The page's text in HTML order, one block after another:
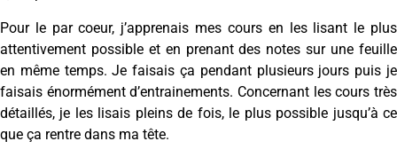
Pour le par coeur, j’apprenais mes cours en les lisant le plus
attentivement possible et en prenant des notes sur une feuille
en même temps. Je faisais ça pendant plusieurs jours puis je
faisais énormément d’entrainements. Concernant les cours très
détaillés, je les lisais pleins de fois, le plus possible jusqu’à ce
que ça rentre dans ma tête.